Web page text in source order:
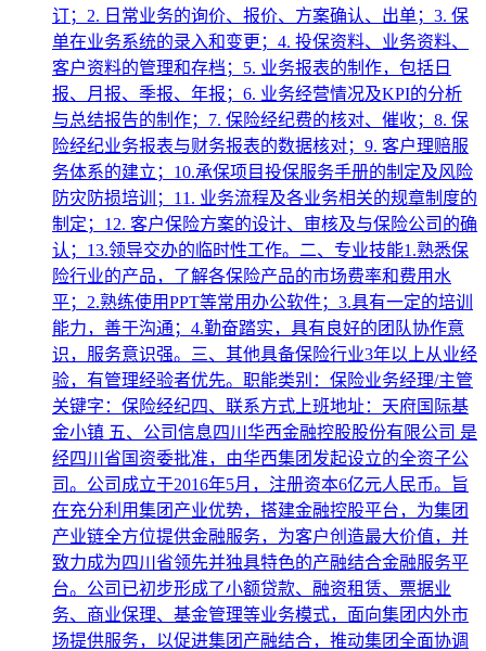
订；2. 日常业务的询价、报价、方案确认、出单；3. 保
单在业务系统的录入和变更；4. 投保资料、业务资料、
客户资料的管理和存档；5. 业务报表的制作，包括日
报、月报、季报、年报；6. 业务经营情况及KPI的分析
与总结报告的制作；7. 保险经纪费的核对、催收；8. 保
险经纪业务报表与财务报表的数据核对；9. 客户理赔服
务体系的建立；10.承保项目投保服务手册的制定及风险
防灾防损培训；11. 业务流程及各业务相关的规章制度的
制定；12. 客户保险方案的设计、审核及与保险公司的确
认；13.领导交办的临时性工作。二、专业技能1.熟悉保
险行业的产品，了解各保险产品的市场费率和费用水
平；2.熟练使用PPT等常用办公软件；3.具有一定的培训
能力，善于沟通；4.勤奋踏实，具有良好的团队协作意
识，服务意识强。三、其他具备保险行业3年以上从业经
验，有管理经验者优先。职能类别：保险业务经理/主管
关键字：保险经纪四、联系方式上班地址：天府国际基
金小镇 五、公司信息四川华西金融控股股份有限公司 是
经四川省国资委批准，由华西集团发起设立的全资子公
司。公司成立于2016年5月，注册资本6亿元人民币。旨
在充分利用集团产业优势，搭建金融控股平台，为集团
产业链全方位提供金融服务，为客户创造最大价值，并
致力成为四川省领先并独具特色的产融结合金融服务平
台。公司已初步形成了小额贷款、融资租赁、票据业
务、商业保理、基金管理等业务模式，面向集团内外市
场提供服务，以促进集团产融结合，推动集团全面协调